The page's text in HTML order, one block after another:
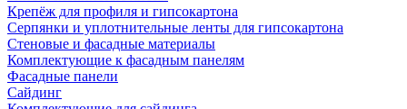
Крепёж для профиля и гипсокартона
Серпянки и уплотнительные ленты для гипсокартона
Стеновые и фасадные материалы
Комплектующие к фасадным панелям
Фасадные панели
Сайдинг